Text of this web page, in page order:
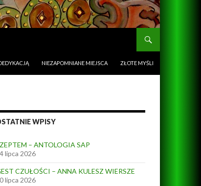
NIEZAPOMNIANE MIEJSCA ZŁOTE MYŚLI
WPISY
– ANTOLOGIA SAP
lipca 2026
CZUŁOŚCI – ANNA KULESZ WIERSZE
lipca 2026